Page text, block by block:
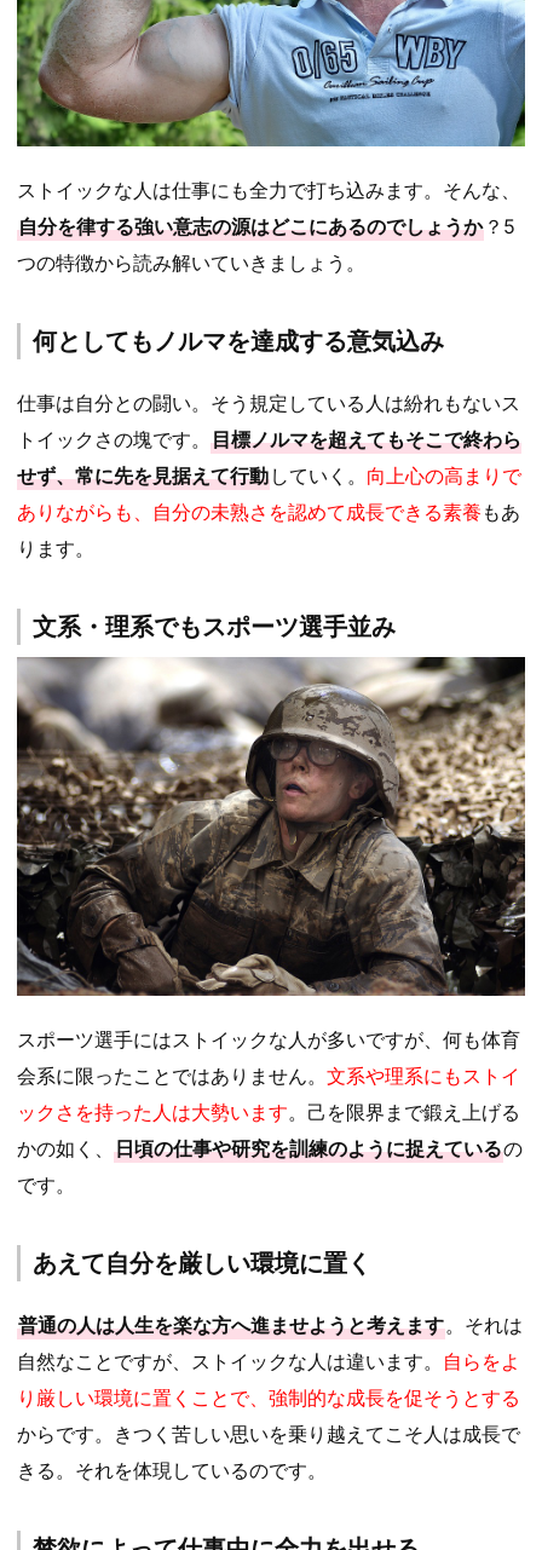
ストイックな人は仕事にも全力で打ち込みます。そんな、
自分を律する強い意志の源はどこにあるのでしょうか ？5
つの特徴から読み解いていきましょう。
何としてもノルマを達成する意気込み
仕事は自分との闘い。そう規定している人は紛れもないス
トイックさの塊です。 目標ノルマを超えてもそこで終わら
せず、常に先を見据えて行動 していく。 向上心の高まりで
ありながらも、自分の未熟さを認めて成長できる素養 もあ
ります。
文系・理系でもスポーツ選手並み
スポーツ選手にはストイックな人が多いですが、何も体育
会系に限ったことではありません。 文系や理系にもストイ
ックさを持った人は大勢います。己を限界まで鍛え上げる
かの如く、 日頃の仕事や研究を訓練のように捉えているの
です。
あえて自分を厳しい環境に置く
普通の人は人生を楽な方へ進ませようと考えます。それは
自然なことですが、ストイックな人は違います。 自らをよ
り厳しい環境に置くことで、強制的な成長を促そうとする
からです。きつく苦しい思いを乗り越えてこそ人は成長で
きる。それを体現しているのです。